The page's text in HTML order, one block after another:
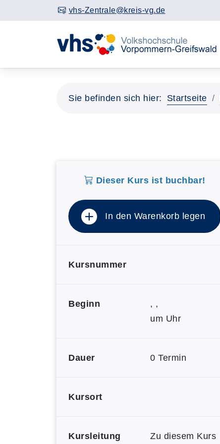
vhs-Zentrale@kreis-vg.de
Sie befinden sich hier: Startseite
Dieser Kurs ist buchbar!
In den Warenkorb legen
Kursnummer
Beginn
, ,
um Uhr
Dauer 0 Termin
Kursort
Kursleitung Zu diesem Kurs